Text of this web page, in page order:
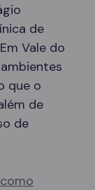
de
Vale do
que o
de
de